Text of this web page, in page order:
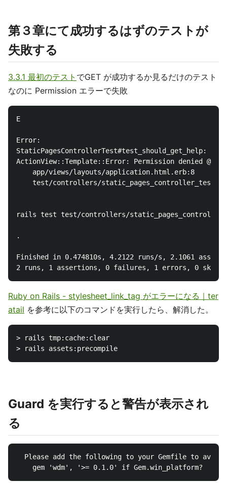
第３章にて成功するはずのテストが
失敗する
3.3.1 最初のテスト でGET が成功するか見るだけのテスト
なのに Permission エラーで失敗
E
Error:
StaticPagesControllerTest#test_should_get_help:
ActionView::Template::Error: Permission denied @
    app/views/layouts/application.html.erb:8
test/controllers/
rails test test/controllers/
.
Finished in 0.474810s, 4.2122 runs/s, 2.1061
Ruby on Rails - stylesheet_link_tag がエラーになる｜ter
atail を参考に以下のコマンドを実行したら、解消した。
> rails tmp:cache:clear
Guard を実行すると警告が表示され
る
Please add the following to your Gemfile to avoid